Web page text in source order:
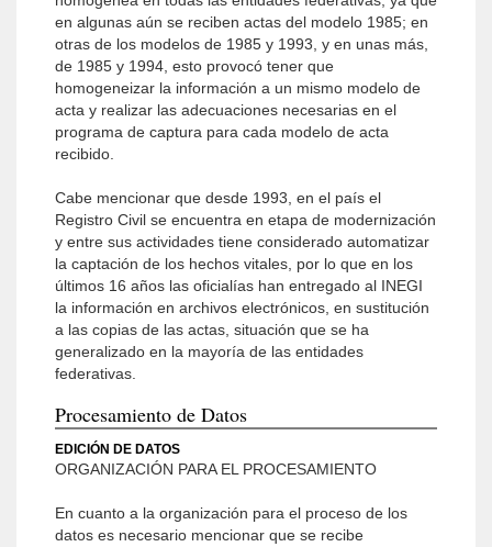
en algunas aún se reciben actas del modelo 1985; en
otras de los modelos de 1985 y 1993, y en unas más,
de 1985 y 1994, esto provocó tener que
homogeneizar la información a un mismo modelo de
acta y realizar las adecuaciones necesarias en el
programa de captura para cada modelo de acta
recibido.
Cabe mencionar que desde 1993, en el país el
Registro Civil se encuentra en etapa de modernización
y entre sus actividades tiene considerado automatizar
la captación de los hechos vitales, por lo que en los
últimos 16 años las oficialías han entregado al INEGI
la información en archivos electrónicos, en sustitución
a las copias de las actas, situación que se ha
generalizado en la mayoría de las entidades
federativas.
Procesamiento de Datos
EDICIÓN DE DATOS
ORGANIZACIÓN PARA EL PROCESAMIENTO
En cuanto a la organización para el proceso de los
datos es necesario mencionar que se recibe